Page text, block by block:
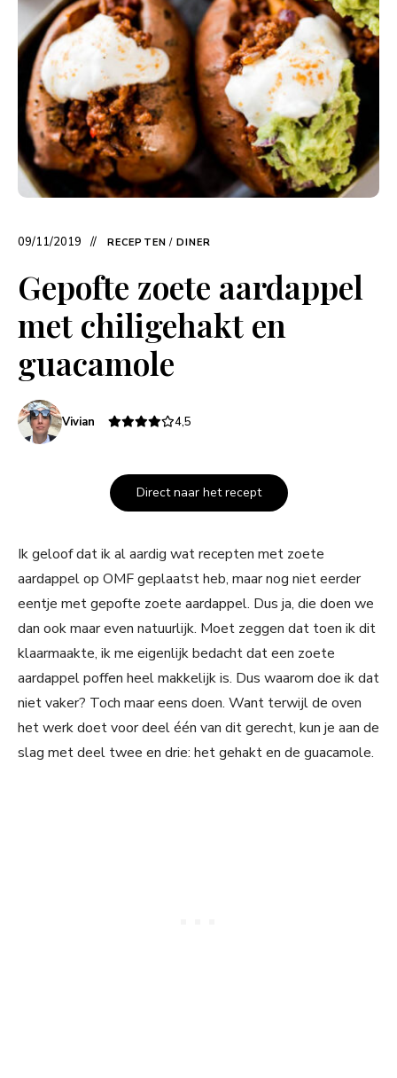
09/11/2019 RECEPTEN / DINER
Gepofte zoete aardappel
met chiligehakt en
guacamole
Vivian 4,5
Direct naar het recept
Ik geloof dat ik al aardig wat recepten met zoete
aardappel op OMF geplaatst heb, maar nog niet eerder
eentje met gepofte zoete aardappel. Dus ja, die doen we
dan ook maar even natuurlijk. Moet zeggen dat toen ik dit
klaarmaakte, ik me eigenlijk bedacht dat een zoete
aardappel poffen heel makkelijk is. Dus waarom doe ik dat
niet vaker? Toch maar eens doen. Want terwijl de oven
het werk doet voor deel één van dit gerecht, kun je aan de
slag met deel twee en drie: het gehakt en de guacamole.